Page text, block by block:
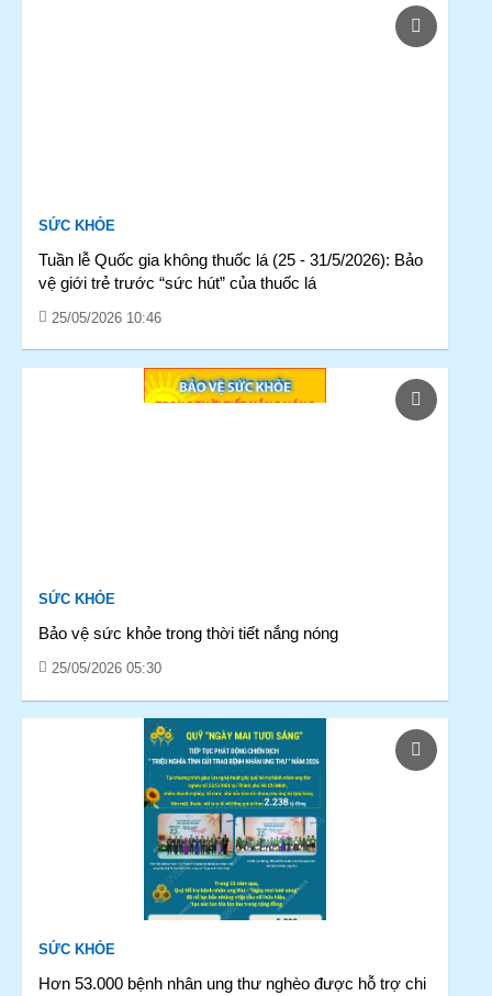
SỨC KHỎE
Tuần lễ Quốc gia không thuốc lá (25 - 31/5/2026): Bảo
vệ giới trẻ trước “sức hút” của thuốc lá
25/05/2026 10:46
SỨC KHỎE
Bảo vệ sức khỏe trong thời tiết nắng nóng
25/05/2026 05:30
SỨC KHỎE
Hơn 53.000 bệnh nhân ung thư nghèo được hỗ trợ chi